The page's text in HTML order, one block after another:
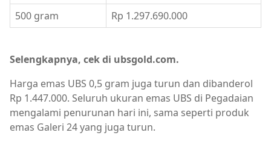
500 gram
Rp 1.297.690.000
Selengkapnya, cek di ubsgold.com.
Harga emas UBS 0,5 gram juga turun dan dibanderol
Rp 1.447.000. Seluruh ukuran emas UBS di Pegadaian
mengalami penurunan hari ini, sama seperti produk
emas Galeri 24 yang juga turun.